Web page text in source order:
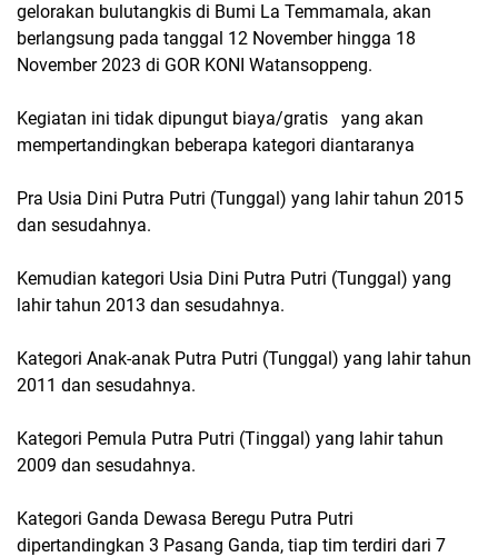
gelorakan bulutangkis di Bumi La Temmamala, akan
berlangsung pada tanggal 12 November hingga 18
November 2023 di GOR KONI Watansoppeng.
Kegiatan ini tidak dipungut biaya/gratis yang akan
mempertandingkan beberapa kategori diantaranya
Pra Usia Dini Putra Putri (Tunggal) yang lahir tahun 2015
dan sesudahnya.
Kemudian kategori Usia Dini Putra Putri (Tunggal) yang
lahir tahun 2013 dan sesudahnya.
Kategori Anak-anak Putra Putri (Tunggal) yang lahir tahun
2011 dan sesudahnya.
Kategori Pemula Putra Putri (Tinggal) yang lahir tahun
2009 dan sesudahnya.
Kategori Ganda Dewasa Beregu Putra Putri
dipertandingkan 3 Pasang Ganda, tiap tim terdiri dari 7